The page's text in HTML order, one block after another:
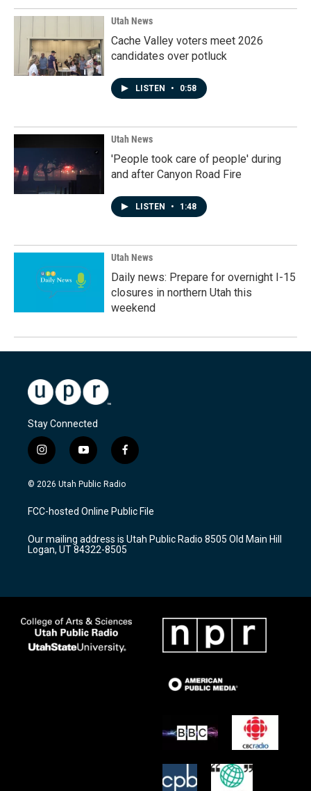
Utah News
Cache Valley voters meet 2026
candidates over potluck
LISTEN • 0:58
Utah News
'People took care of people' during
and after Canyon Road Fire
LISTEN • 1:48
Utah News
Daily news: Prepare for overnight I-15
closures in northern Utah this
weekend
Stay Connected
i
n
s
a
g
a
m
y
o
u
u
b
f
a
c
b
o
k
© 2026 Utah Public Radio
FCC-hosted Online Public File
Our mailing address is Utah Public Radio 8505 Old Main Hill
Logan, UT 84322-8505